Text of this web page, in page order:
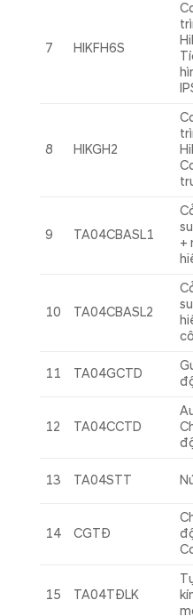
7 HIKFH6S
8 HIKGH2
9 TA04CBASL1
+
10 TA04CBASL2
11 TA04GCTD
12 TA04CCTD
13 TA04STT
14 CGTĐ
15 TA04TĐLK